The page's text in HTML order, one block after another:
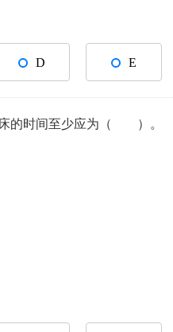
D E
床的时间至少应为（ ）。